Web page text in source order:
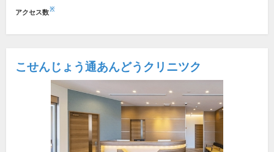
アクセス数※
こせんじょう通あんどうクリニツク